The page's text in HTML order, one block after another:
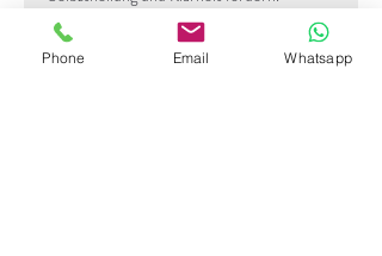
Diese Werke entstehen aus einer tiefen
Verbindung von Intuition, Farbe und
Phone Email Whatsapp